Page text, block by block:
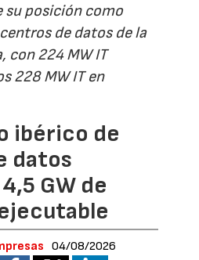
su posición como
de datos de la
con 224 MW IT
228 MW IT en
ibérico de
datos
GW de
04/08/2026